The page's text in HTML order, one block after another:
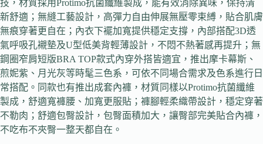
技，材質採用Protimo抗菌纖維製成，能有效消除異味，保持清
新舒適；無縫工藝設計，高彈力自由伸展無壓零束縛，貼合肌膚
無痕穿著更自在；內衣下襬加寬提供穩定支撐，內部搭配3D透
氣呼吸孔襯墊及U型低美背輕薄設計，不悶不熱著感再提升；無
鋼圈窄肩短版BRA TOP款式內穿外搭皆適宜，推出摩卡幕斯、
煎妮紫、月光灰等時髦三色系，可依不同場合需求及色系進行日
常搭配。同款也有推出成套內褲，材質同樣以Protimo抗菌纖維
製成，舒適寬褲腰、加寬更服貼；褲腳輕柔織帶設計，穩定穿著
不勒肉；舒適包臀設計，包臀面積加大，讓臀部完美貼合內褲，
不吃布不夾臀一整天都自在。